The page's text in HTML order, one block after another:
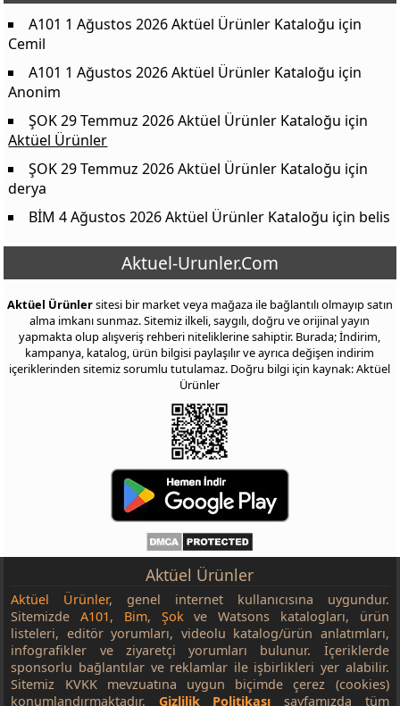
A101 1 Ağustos 2026 Aktüel Ürünler Kataloğu için
Cemil
A101 1 Ağustos 2026 Aktüel Ürünler Kataloğu için
Anonim
ŞOK 29 Temmuz 2026 Aktüel Ürünler Kataloğu için
Aktüel Ürünler
ŞOK 29 Temmuz 2026 Aktüel Ürünler Kataloğu için
derya
BİM 4 Ağustos 2026 Aktüel Ürünler Kataloğu için belis
Aktuel-Urunler.Com
Aktüel Ürünlersitesi bir market veya mağaza ile bağlantılı olmayıp satın
alma imkanı sunmaz. Sitemiz ilkeli, saygılı, doğru ve orijinal yayın
yapmakta olup alışveriş rehberi niteliklerine sahiptir. Burada; İndirim,
kampanya, katalog, ürün bilgisi paylaşılır ve ayrıca değişen indirim
içeriklerinden sitemiz sorumlu tutulamaz. Doğru bilgi için kaynak: Aktüel
Ürünler
Aktüel Ürünler
Aktüel Ürünler, genel internet kullanıcısına uygundur.
SitemizdeA101, Bim, Şokve Watsons katalogları, ürün
listeleri, editör yorumları, videolu katalog/ürün anlatımları,
infografikler ve ziyaretçi yorumları bulunur. İçeriklerde
sponsorlu bağlantılar ve reklamlar ile işbirlikleri yer alabilir.
Sitemiz KVKK mevzuatına uygun biçimde çerez (cookies)
konumlandırmaktadır. Gizlilik Politikası sayfamızda tüm